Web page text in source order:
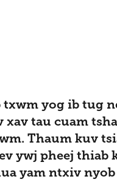
txwm yog ib tug
xav tau cuam
Thaum kuv
ywj pheej thiab
yam ntxiv